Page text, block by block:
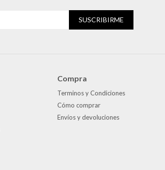
Compra
Terminos y Condiciones
Cómo comprar
Envíos y devoluciones
SUSCRIBIRME